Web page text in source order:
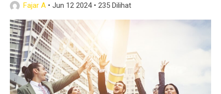
Fajar A • Jun 12 2024• 235 Dilihat